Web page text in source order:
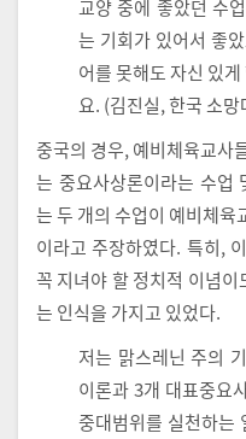
교양 중에 좋았던 수
는 기회가 있어서 좋
어를 못해도 자신 있
요. (김진실, 한국 소
중국의 경우, 예비체육교사
는 중요사상론이라는 수업
는 두 개의 수업이 예비체육
이라고 주장하였다. 특히,
꼭 지녀야 할 정치적 이념
는 인식을 가지고 있었다.
저는 맑스레닌 주의
이론과 3개 대표중요
중대범위를 실천하는